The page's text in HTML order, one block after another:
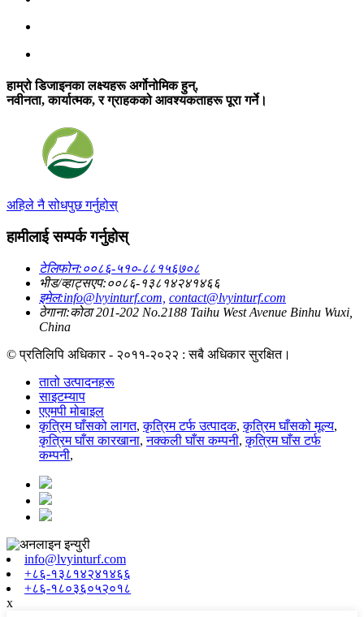
हाम्रो डिजाइनका लक्ष्यहरू अर्गोनोमिक हुन्,
नवीनता, कार्यात्मक, र ग्राहकको आवश्यकताहरू पूरा गर्ने।
अहिले नै सोधपुछ गर्नुहोस्
हामीलाई सम्पर्क गर्नुहोस्
टेलिफोन:००८६-५१०-८८१५६७०८
भीड/व्हाट्सएप:००८६-१३८१४२४१४६६
इमेल:info@lvyinturf.com, contact@lvyinturf.com
ठेगाना:कोठा 201-202 No.2188 Taihu West Avenue Binhu Wuxi,
China
© प्रतिलिपि अधिकार - २०११-२०२२ : सबै अधिकार सुरक्षित।
तातो उत्पादनहरू
साइटम्याप
एएमपी मोबाइल
कृत्रिम घाँसको लागत,कृत्रिम टर्फ उत्पादक,कृत्रिम घाँसको मूल्य,
कृत्रिम घाँस कारखाना,नक्कली घाँस कम्पनी,कृत्रिम घाँस टर्फ
कम्पनी,
info@lvyinturf.com
+८६-१३८१४२४१४६६
+८६-१८०३६०५२०१८
x